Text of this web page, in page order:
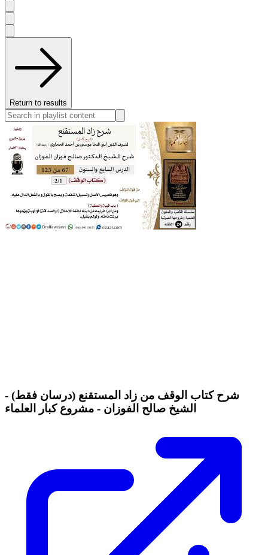
Return to results
شرح كتاب الوقف من زاد المستقنع (درسان فقط) -
الشيخ صالح الفوزان - مشروع كبار العلماء